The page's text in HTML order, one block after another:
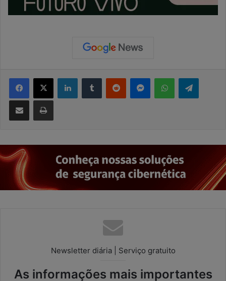
Newsletter diária | Serviço gratuito
As informações mais importantes